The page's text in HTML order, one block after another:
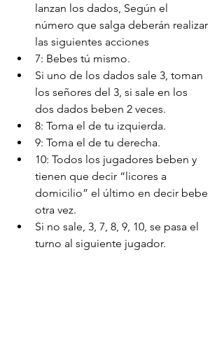
lanzan los dados, Según el
número que salga deberán realizar
las siguientes acciones
7: Bebes tú mismo.
Si uno de los dados sale 3, toman
los señores del 3, si sale en los
dos dados beben 2 veces.
8: Toma el de tu izquierda.
9: Toma el de tu derecha.
10: Todos los jugadores beben y
tienen que decir “licores a
domicilio” el último en decir bebe
otra vez.
Si no sale, 3, 7, 8, 9, 10, se pasa el
turno al siguiente jugador.